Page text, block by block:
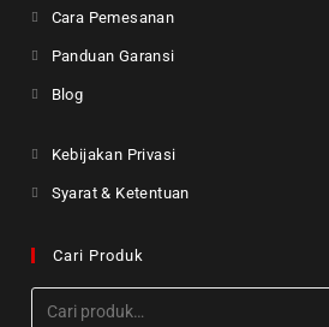
Cara Pemesanan
Panduan Garansi
Blog
Kebijakan Privasi
Syarat & Ketentuan
Cari Produk